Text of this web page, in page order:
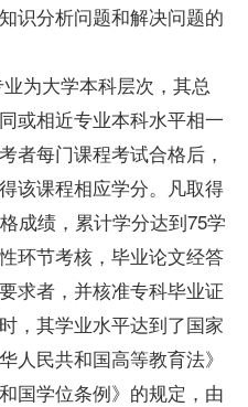
识分析问题和解决问题的
为大学本科层次，其总
或相近专业本科水平相一
者每门课程考试合格后，
该课程相应学分。凡取得
成绩，累计学分达到75学
环节考核，毕业论文经答
求者，并核准专科毕业证
，其学业水平达到了国家
人民共和国高等教育法》
国学位条例》的规定，由